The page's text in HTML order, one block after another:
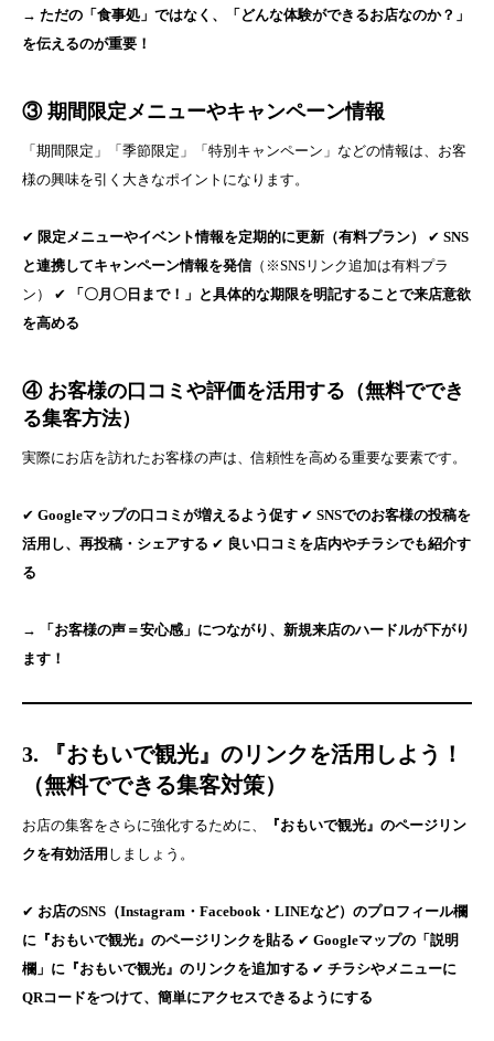
→ ただの「食事処」ではなく、「どんな体験ができるお店なのか？」
を伝えるのが重要！
③ 期間限定メニューやキャンペーン情報
「期間限定」「季節限定」「特別キャンペーン」などの情報は、お客
様の興味を引く大きなポイントになります。
✔ 限定メニューやイベント情報を定期的に更新（有料プラン） ✔ SNS
と連携してキャンペーン情報を発信（※SNSリンク追加は有料プラ
ン） ✔
「〇月〇日まで！」と具体的な期限を明記することで来店意欲
を高める
④ お客様の口コミや評価を活用する（無料ででき
る集客方法）
実際にお店を訪れたお客様の声は、信頼性を高める重要な要素です。
✔ Googleマップの口コミが増えるよう促す ✔ SNSでのお客様の投稿を
活用し、再投稿・シェアする ✔ 良い口コミを店内やチラシでも紹介す
る
→ 「お客様の声＝安心感」につながり、新規来店のハードルが下がり
ます！
3. 『おもいで観光』のリンクを活用しよう！
（無料でできる集客対策）
お店の集客をさらに強化するために、
『おもいで観光』のページリン
クを有効活用 しましょう。
✔ お店のSNS（Instagram・Facebook・LINEなど）のプロフィール欄
に『おもいで観光』のページリンクを貼る ✔ Googleマップの「説明
欄」に『おもいで観光』のリンクを追加する ✔ チラシやメニューに
QRコードをつけて、簡単にアクセスできるようにする